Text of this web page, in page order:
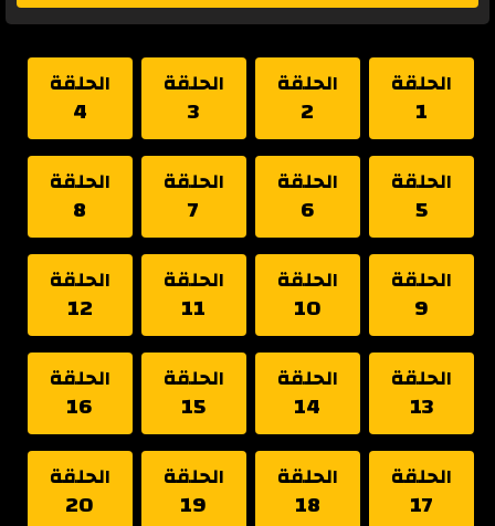
الحلقة
1
الحلقة
2
الحلقة
3
الحلقة
4
الحلقة
5
الحلقة
6
الحلقة
7
الحلقة
8
الحلقة
9
الحلقة
10
الحلقة
11
الحلقة
12
الحلقة
13
الحلقة
14
الحلقة
15
الحلقة
16
الحلقة
17
الحلقة
18
الحلقة
19
الحلقة
20